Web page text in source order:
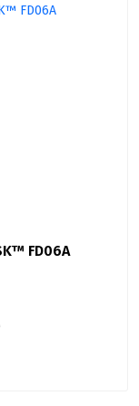
FD06A